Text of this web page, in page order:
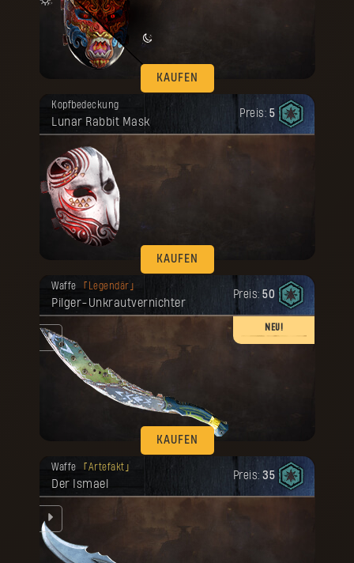
KAUFEN
Kopfbedeckung
Lunar Rabbit Mask
Preis: 5
KAUFEN
Deine Belohnung ist freigeschaltet
worden.
Waffe Legendär
Pilger-Unkrautvernichter
Preis: 50
NEU!
KAUFEN
Deine Belohnung ist freigeschaltet
worden.
Waffe Artefakt
Der Ismael
Preis: 35
Deine Belohnung ist freigeschaltet
worden.